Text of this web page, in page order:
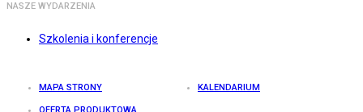
NASZE WYDARZENIA
Szkolenia i konferencje
MAPA STRONY KALENDARIUM